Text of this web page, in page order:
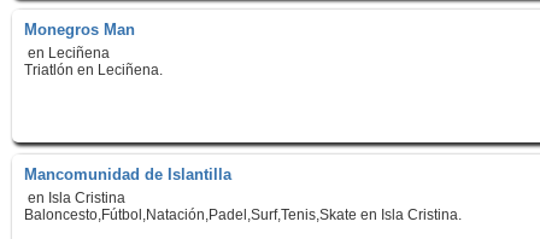
Monegros Man
en Leciñena
Triatlón en Leciñena.
Mancomunidad de Islantilla
en Isla Cristina
Baloncesto,Fútbol,Natación,Padel,Surf,Tenis,Skate en Isla Cristina.